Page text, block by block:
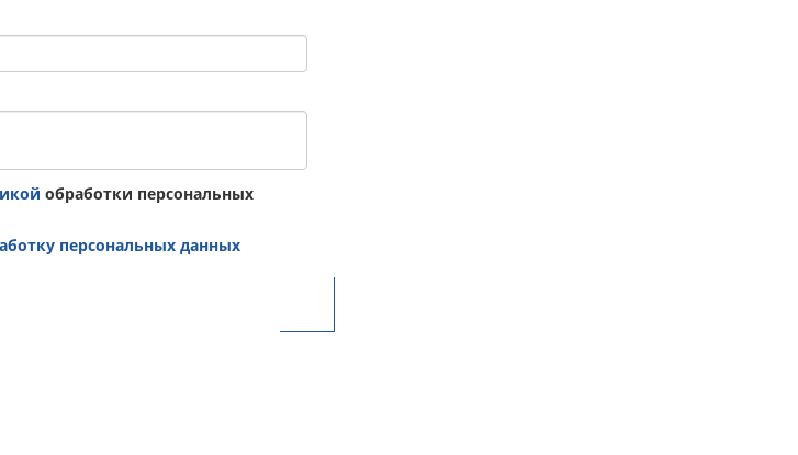
обработки персональных
персональных данных